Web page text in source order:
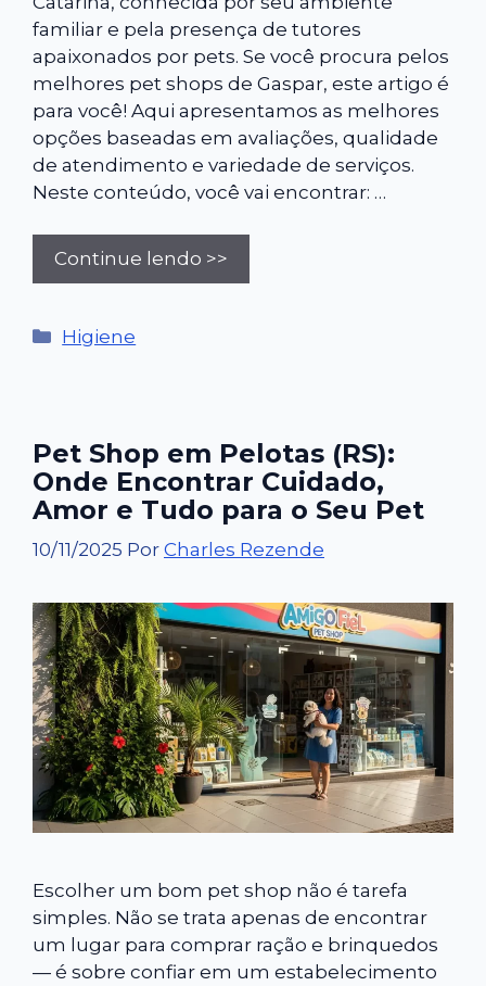
familiar e pela presença de tutores
apaixonados por pets. Se você procura pelos
melhores pet shops de Gaspar, este artigo é
para você! Aqui apresentamos as melhores
opções baseadas em avaliações, qualidade
de atendimento e variedade de serviços.
Neste conteúdo, você vai encontrar: …
Continue lendo >>
Categorias
Higiene
Pet Shop em Pelotas (RS):
Onde Encontrar Cuidado,
Amor e Tudo para o Seu Pet
10/11/2025 Por Charles Rezende
Escolher um bom pet shop não é tarefa
simples. Não se trata apenas de encontrar
um lugar para comprar ração e brinquedos
— é sobre confiar em um estabelecimento